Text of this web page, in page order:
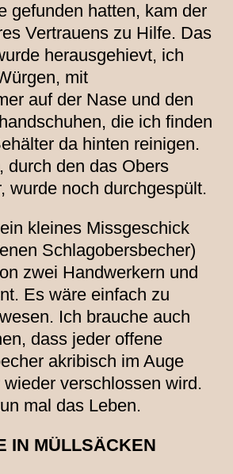
gefunden hatten, kam der
Vertrauens zu Hilfe. Das
herausgehievt, ich
mit
auf der Nase und den
die ich finden
da hinten reinigen.
durch den das Obers
wurde noch durchgespült.
kleines Missgeschick
Schlagobersbecher)
zwei Handwerkern und
Es wäre einfach zu
Ich brauche auch
dass jeder offene
akribisch im Auge
wieder verschlossen wird.
mal das Leben.
IN MÜLLSÄCKEN